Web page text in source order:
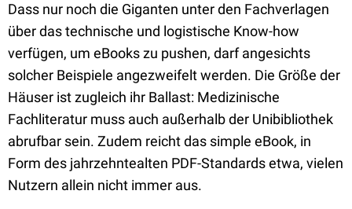
Dass nur noch die Giganten unter den Fachverlagen
über das technische und logistische Know-how
verfügen, um eBooks zu pushen, darf angesichts
solcher Beispiele angezweifelt werden. Die Größe der
Häuser ist zugleich ihr Ballast: Medizinische
Fachliteratur muss auch außerhalb der Unibibliothek
abrufbar sein. Zudem reicht das simple eBook, in
Form des jahrzehntealten PDF-Standards etwa, vielen
Nutzern allein nicht immer aus.